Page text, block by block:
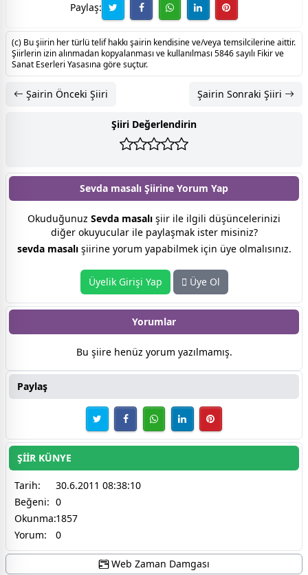
Paylaş:
(c) Bu şiirin her türlü telif hakkı şairin kendisine ve/veya temsilcilerine aittir.
Şiirlerin izin alınmadan kopyalanması ve kullanılması 5846 sayılı Fikir ve
Sanat Eserleri Yasasına göre suçtur.
Şairin Önceki Şiiri Şairin Sonraki Şiiri
Şiiri Değerlendirin
Sevda masalı Şiirine Yorum Yap
Okuduğunuz Sevda masalı şiir ile ilgili düşüncelerinizi
diğer okuyucular ile paylaşmak ister misiniz?
sevda masalışiirine yorum yapabilmek için üye olmalısınız.
Üyelik Girişi Yap Üye Ol
Yorumlar
Bu şiire henüz yorum yazılmamış.
Paylaş
ŞİİR KÜNYE
Tarih:
30.6.2011 08:38:10
Beğeni: 0
Okunma:1857
Yorum:
0
Web Zaman Damgası